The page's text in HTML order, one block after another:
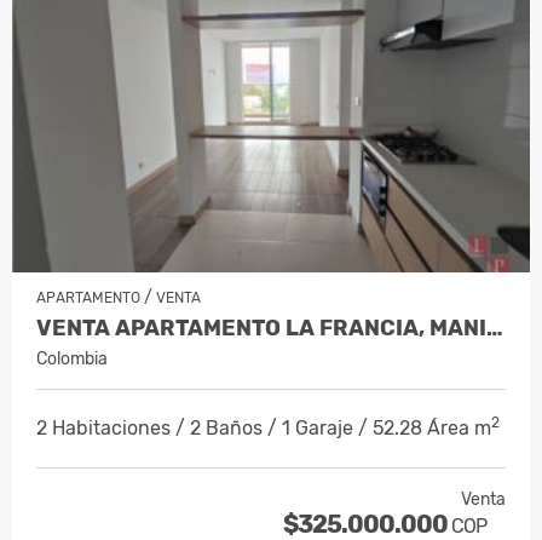
APARTAMENTO / VENTA
VENTA APARTAMENTO LA FRANCIA, MANIZ…
Colombia
2 Habitaciones / 2 Baños / 1 Garaje / 52.28 Área m2
Venta
$325.000.000 COP